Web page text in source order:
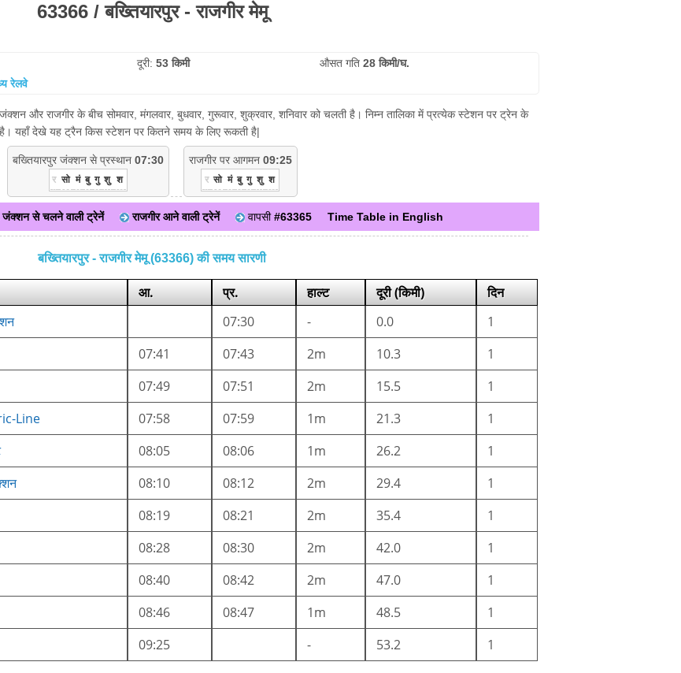
63366 / बख्तियारपुर - राजगीर मेमू
दूरी: 53 किमी औसत गति 28 किमी/घ.
रेलवे
और राजगीर के बीच सोमवार, मंगलवार, बुधवार, गुरूवार, शुक्रवार, शनिवार को चलती है। निम्न तालिका में प्रत्येक स्टेशन पर ट्रेन के
है। यहाँ देखे यह ट्रैन किस स्टेशन पर कितने समय के लिए रूकती है|
बख्तियारपुर जंक्शन से प्रस्थान 07:30
र सो मं बु गु शु श
राजगीर पर आगमन 09:25
र सो मं बु गु शु श
जंक्शन से चलने वाली ट्रेनें राजगीर आने वाली ट्रेनें वापसी#63365 Time Table in English
बख्तियारपुर - राजगीर मेमू (63366) की समय सारणी
आ. प्र. हाल्ट दूरी (किमी)
दिन
07:30 - 0.0
1
07:41 07:43 2m 10.3
1
07:49 07:51 2m 15.5
1
Line 07:58 07:59 1m 21.3
1
08:05 08:06 1m 26.2
1
08:10 08:12 2m 29.4
1
08:19 08:21 2m 35.4
1
08:28 08:30 2m 42.0
1
08:40 08:42 2m 47.0
1
08:46 08:47 1m 48.5
1
09:25 - 53.2 1